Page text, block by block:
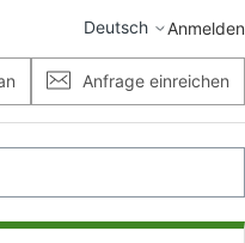
Deutsch Anmelden
Anfrage einreichen